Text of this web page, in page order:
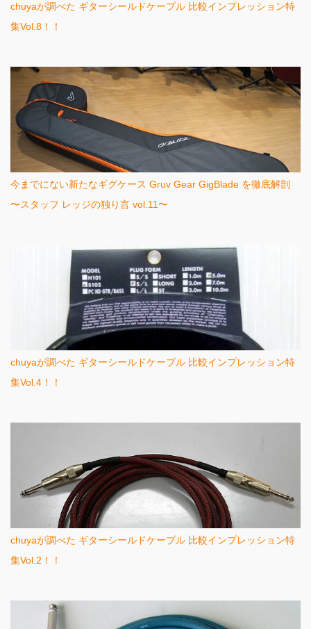
chuyaが調べた ギターシールドケーブル 比較インプレッション特
集Vol.8！！
今までにない新たなギグケース Gruv Gear GigBlade を徹底解剖
〜スタッフ レッジの独り言 vol.11〜
chuyaが調べた ギターシールドケーブル 比較インプレッション特
集Vol.4！！
chuyaが調べた ギターシールドケーブル 比較インプレッション特
集Vol.2！！